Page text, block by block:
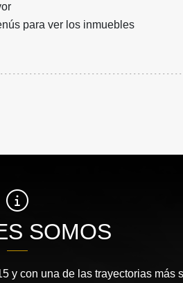
para ver los inmuebles
SOMOS
y con una de las trayectorias más